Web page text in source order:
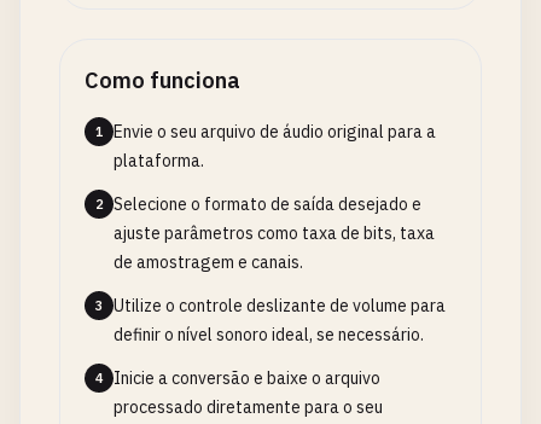
Como funciona
1
Envie o seu arquivo de áudio original para a
plataforma.
2
Selecione o formato de saída desejado e
ajuste parâmetros como taxa de bits, taxa
de amostragem e canais.
3
Utilize o controle deslizante de volume para
definir o nível sonoro ideal, se necessário.
4
Inicie a conversão e baixe o arquivo
processado diretamente para o seu